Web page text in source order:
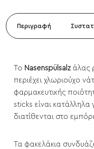
Περιγραφή
Το Nasenspülsalz άλας
περιέχει χλωριούχο
φαρμακευτικής
sticks είναι κατάλληλα
διατίθενται στο
Τα φακελάκια